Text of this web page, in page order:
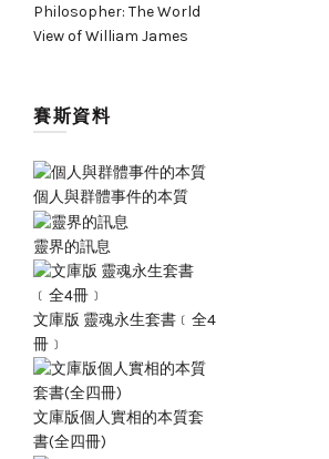
Philosopher: The World
View of William James
賽斯資料
個人與群體事件的本質
靈界的訊息
文庫版 靈魂永生套書﹝全4
冊﹞
文庫版個人實相的本質套
書(全四冊)